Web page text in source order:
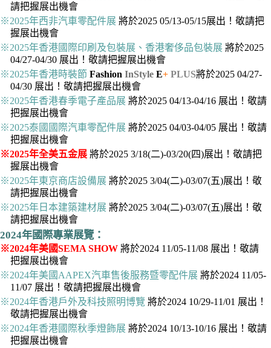
請把握展出機會
※2025年西非汽車零配件展 將於2025 05/13-05/15展出！敬請把
握展出機會
※2025年香港國際印刷及包裝展、香港奢侈品包裝展 將於2025
04/27-04/30 展出！敬請把握展出機會
※2025年香港時裝節 Fashion InStyle E+ PLUS將於2025 04/27-
04/30 展出！敬請把握展出機會
※2025年香港春季電子產品展 將於2025 04/13-04/16 展出！敬請
把握展出機會
※2025泰國國際汽車零配件展 將於2025 04/03-04/05 展出！敬請
把握展出機會
※2025年全美五金展 將於2025 3/18(二)-03/20(四)展出！敬請把
握展出機會
※2025年東京商店設備展 將於2025 3/04(二)-03/07(五)展出！敬
請把握展出機會
※2025年日本建築建材展 將於2025 3/04(二)-03/07(五)展出！敬
請把握展出機會
2024年國際專業展覽：
※2024年美國SEMA SHOW 將於2024 11/05-11/08 展出！敬請
把握展出機會
※2024年美國AAPEX汽車售後服務暨零配件展 將於2024 11/05-
11/07 展出！敬請把握展出機會
※2024年香港戶外及科技照明博覽 將於2024 10/29-11/01 展出！
敬請把握展出機會
※2024年香港國際秋季燈飾展 將於2024 10/13-10/16 展出！敬請
把握展出機會